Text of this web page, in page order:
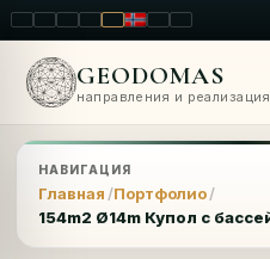
LT ENPL FR RUNOSKRO
GEODOMAS
направления и реализация
НАВИГАЦИЯ
Главная Портфолио